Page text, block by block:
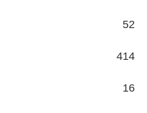
52
414
16